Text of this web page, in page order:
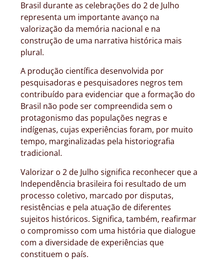
Brasil durante as celebrações do 2 de Julho
representa um importante avanço na
valorização da memória nacional e na
construção de uma narrativa histórica mais
plural.
A produção científica desenvolvida por
pesquisadoras e pesquisadores negros tem
contribuído para evidenciar que a formação do
Brasil não pode ser compreendida sem o
protagonismo das populações negras e
indígenas, cujas experiências foram, por muito
tempo, marginalizadas pela historiografia
tradicional.
Valorizar o 2 de Julho significa reconhecer que a
Independência brasileira foi resultado de um
processo coletivo, marcado por disputas,
resistências e pela atuação de diferentes
sujeitos históricos. Significa, também, reafirmar
o compromisso com uma história que dialogue
com a diversidade de experiências que
constituem o país.